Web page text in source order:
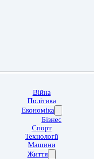
Війна
Політика
Економіка
Бізнес
Спорт
Технології
Машини
Життя